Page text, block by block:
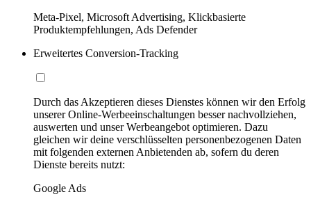
Meta-Pixel, Microsoft Advertising, Klickbasierte
Produktempfehlungen, Ads Defender
Erweitertes Conversion-Tracking
Durch das Akzeptieren dieses Dienstes können wir den Erfolg
unserer Online-Werbeeinschaltungen besser nachvollziehen,
auswerten und unser Werbeangebot optimieren. Dazu
gleichen wir deine verschlüsselten personenbezogenen Daten
mit folgenden externen Anbietenden ab, sofern du deren
Dienste bereits nutzt:
Google Ads